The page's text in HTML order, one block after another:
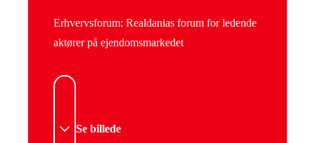
Erhvervsforum: Realdanias forum for ledende
aktører på ejendomsmarkedet
Se billede